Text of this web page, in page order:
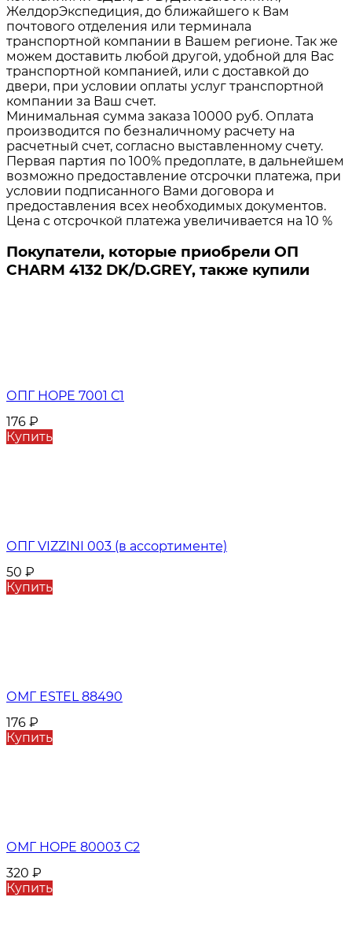
ЖелдорЭкспедиция, до ближайшего к Вам
почтового отделения или терминала
транспортной компании в Вашем регионе. Так же
можем доставить любой другой, удобной для Вас
транспортной компанией, или с доставкой до
двери, при условии оплаты услуг транспортной
компании за Ваш счет.
Минимальная сумма заказа 10000 руб. Оплата
производится по безналичному расчету на
расчетный счет, согласно выставленному счету.
Первая партия по 100% предоплате, в дальнейшем
возможно предоставление отсрочки платежа, при
условии подписанного Вами договора и
предоставления всех необходимых документов.
Цена с отсрочкой платежа увеличивается на 10 %
Покупатели, которые приобрели ОП
CHARM 4132 DK/D.GREY, также купили
ОПГ HOPE 7001 С1
176 ₽
Купить
ОПГ VIZZINI 003 (в ассортименте)
50 ₽
Купить
ОМГ ESTEL 88490
176 ₽
Купить
ОМГ HOPE 80003 С2
320 ₽
Купить